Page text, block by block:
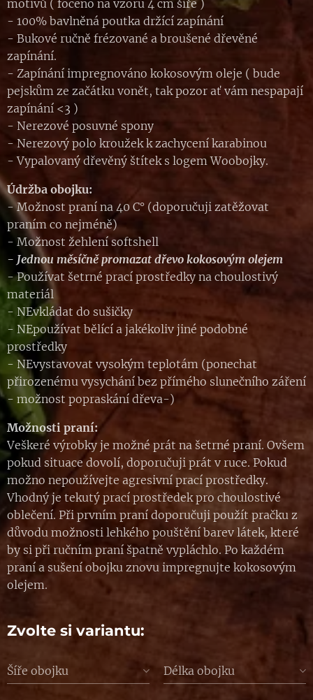
motivů ( foceno na vzoru 4 cm šíře )
- 100% bavlněná poutka držící zapínání
- Bukové ručně frézované a broušené dřevěné
zapínání.
- Zapínání impregnováno kokosovým oleje ( bude
pejskům ze začátku vonět, tak pozor ať vám nespapají
zapínání <3 )
- Nerezové posuvné spony
- Nerezový polo kroužek k zachycení karabinou
- Vypalovaný dřevěný štítek s logem Woobojky.
Údržba obojku:
- Možnost praní na 40 C° (doporučuji zatěžovat
praním co nejméně)
- Možnost žehlení softshell
- Jednou měsíčně promazat dřevo kokosovým olejem
- Používat šetrné prací prostředky na choulostivý
materiál
- NEvkládat do sušičky
- NEpoužívat bělící a jakékoliv jiné podobné
prostředky
- NEvystavovat vysokým teplotám (ponechat
přirozenému vysychání bez přímého slunečního záření
- možnost popraskání dřeva-)
Možnosti praní:
Veškeré výrobky je možné prát na šetrné praní. Ovšem
pokud situace dovolí, doporučuji prát v ruce. Pokud
možno nepoužívejte agresivní prací prostředky.
Vhodný je tekutý prací prostředek pro choulostivé
oblečení. Při prvním praní doporučuji použít pračku z
důvodu možnosti lehkého pouštění barev látek, které
by si při ručním praní špatně vypláchlo. Po každém
praní a sušení obojku znovu impregnujte kokosovým
olejem.
Zvolte si variantu:
Šíře obojku Délka obojku